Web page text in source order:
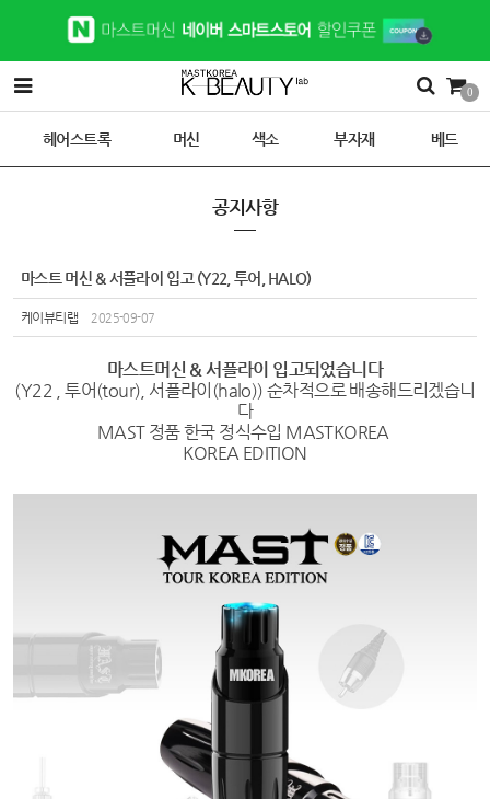
0
헤어스트록 머신 색소 부자재 베드
공지사항
마스트 머신 & 서플라이 입고 (Y22, 투어, HALO)
케이뷰티랩 2025-09-07
마스트머신 & 서플라이 입고되었습니다
(Y22 , 투어(tour), 서플라이(halo)) 순차적으로 배송해드리겠습니
다
MAST 정품 한국 정식수입 MASTKOREA
KOREA EDITION